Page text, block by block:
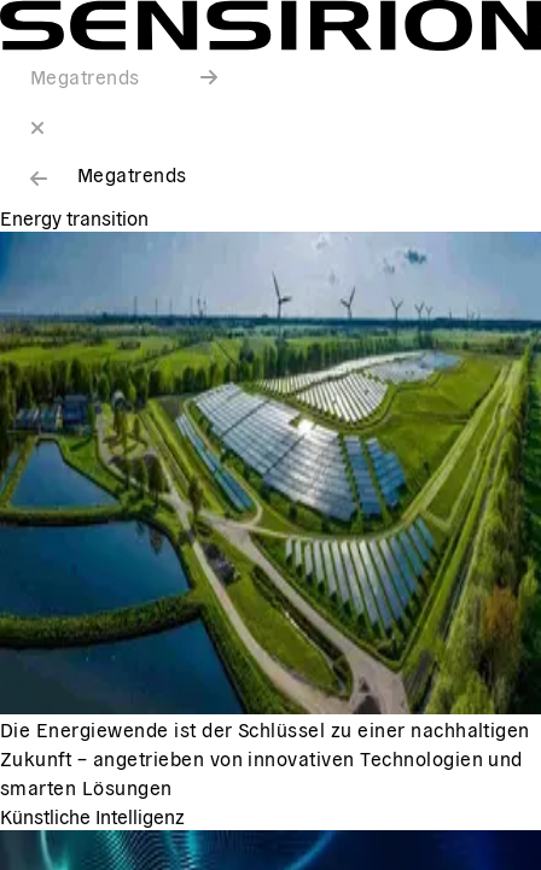
Megatrends
Megatrends
Energy transition
Die Energiewende ist der Schlüssel zu einer nachhaltigen
Zukunft – angetrieben von innovativen Technologien und
smarten Lösungen
Künstliche Intelligenz